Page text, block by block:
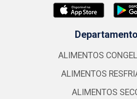
ALIMENTOS
ALIMENTOS
ALIMENTOS